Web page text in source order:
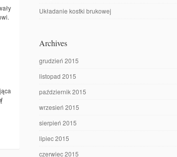
Układanie kostki brukowej
Archives
grudzień 2015
listopad 2015
październik 2015
wrzesień 2015
sierpień 2015
lipiec 2015
czerwiec 2015